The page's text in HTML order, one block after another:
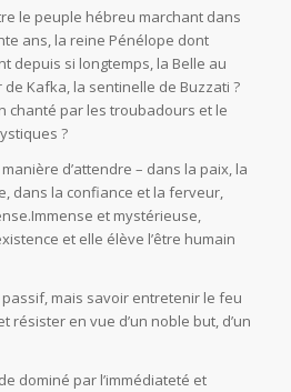
le peuple hébreu marchant dans
ans, la reine Pénélope dont
depuis si longtemps, la Belle au
Kafka, la sentinelle de Buzzati ?
chanté par les troubadours et le
?
d’attendre – dans la paix, la
dans la confiance et la ferveur,
et mystérieuse,
et elle élève l’être humain
mais savoir entretenir le feu
résister en vue d’un noble but, d’un
dominé par l’immédiateté et